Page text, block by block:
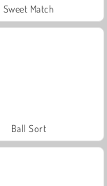
Sweet Match
Ball Sort